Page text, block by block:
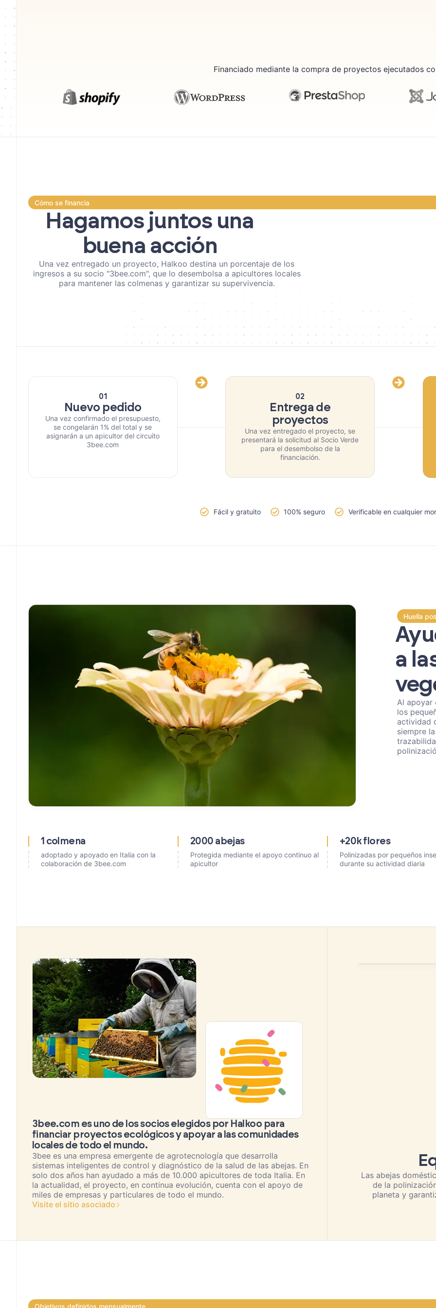
Financiado mediante la compra de proyectos ejecutados
Cómo se financia
Hagamos juntos una
buena acción
Una vez entregado un proyecto, Halkoo destina un porcentaje de los
ingresos a su socio "3bee.com", que lo desembolsa a apicultores locales
para mantener las colmenas y garantizar su supervivencia.
01
Nuevo pedido
Una vez confirmado el presupuesto,
se congelarán 1% del total y se
asignarán a un apicultor del circuito
3bee.com
02
Entrega de
proyectos
Una vez entregado el proyecto, se
presentará la solicitud al Socio Verde
para el desembolso de la
financiación.
Fácil y gratuito 100% seguro Verificable en cualquier
Huella
a
Al apoyar
los
actividad
siempre
1 colmena
adoptado y apoyado en Italia con la
colaboración de 3bee.com
2000 abejas
Protegida mediante el apoyo continuo al
apicultor
+20k flores
Polinizadas por pequeños
durante su actividad diaria
3bee.com es uno de los socios elegidos por Halkoo para
financiar proyectos ecológicos y apoyar a las comunidades
locales de todo el mundo.
3bee es una empresa emergente de agrotecnología que desarrolla
sistemas inteligentes de control y diagnóstico de la salud de las abejas. En
solo dos años han ayudado a más de 10.000 apicultores de toda Italia. En
la actualidad, el proyecto, en continua evolución, cuenta con el apoyo de
miles de empresas y particulares de todo el mundo.
Visite el sitio asociado
Las abejas
de la
planeta y